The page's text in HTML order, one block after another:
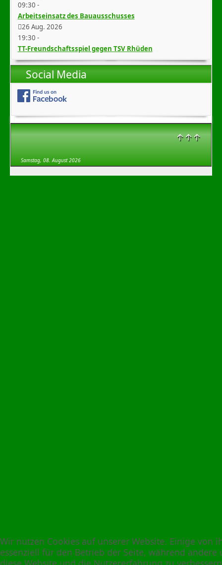
↑↑↑
Samstag, 08. August 2026
09:30 -
Arbeitseinsatz des Bauausschusses
26 Aug. 2026
19:30 -
TT-Freundschaftsspiel gegen TSV Rhüden
Social Media
Wir nutzen Cookies auf unserer Website. Einige von
essenziell für den Betrieb der Seite, während andere